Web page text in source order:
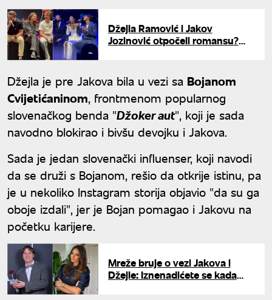
Džejla Ramović i Jakov
Jozinović otpočeli romansu?
Džejla je pre Jakova bila u vezi sa Bojanom
Cvijetićaninom, frontmenom popularnog
slovenačkog benda "Džoker aut", koji je sada
navodno blokirao i bivšu devojku i Jakova.
Sada je jedan slovenački influenser, koji navodi
da se druži s Bojanom, rešio da otkrije istinu, pa
je u nekoliko Instagram storija objavio "da su ga
oboje izdali", jer je Bojan pomagao i Jakovu na
početku karijere.
Mreže bruje o vezi Jakova i
Džejle: Iznenadićete se kada